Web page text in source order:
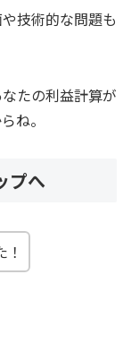
技術的な問題も
たの利益計算が
ね。
プへ